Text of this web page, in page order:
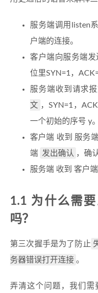
服务端调用listen
户端的连接。
客户端向服务端发
位里SYN=1，
服务端收到请求
文 ，SYN=1，
一个初始的序号 y。
客户端 收到 服务
端 发出确认 ，确
服务端 收到 客户端
1.1 为什么需
吗？
第三次握手是为了防止
务器错误打开连接 。
弄清这个问题，我们